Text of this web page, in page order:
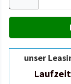
unser
Laufzeit